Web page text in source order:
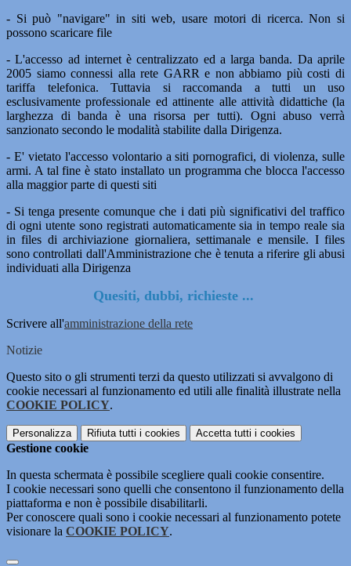
- Si può "navigare" in siti web, usare motori di ricerca. Non si
possono scaricare file
- L'accesso ad internet è centralizzato ed a larga banda. Da aprile
2005 siamo connessi alla rete GARR e non abbiamo più costi di
tariffa telefonica. Tuttavia si raccomanda a tutti un uso
esclusivamente professionale ed attinente alle attività didattiche (la
larghezza di banda è una risorsa per tutti). Ogni abuso verrà
sanzionato secondo le modalità stabilite dalla Dirigenza.
- E' vietato l'accesso volontario a siti pornografici, di violenza, sulle
armi. A tal fine è stato installato un programma che blocca l'accesso
alla maggior parte di questi siti
- Si tenga presente comunque che i dati più significativi del traffico
di ogni utente sono registrati automaticamente sia in tempo reale sia
in files di archiviazione giornaliera, settimanale e mensile. I files
sono controllati dall'Amministrazione che è tenuta a riferire gli abusi
individuati alla Dirigenza
Quesiti, dubbi, richieste ...
Scrivere all'amministrazione della rete
Notizie
Questo sito o gli strumenti terzi da questo utilizzati si avvalgono di
cookie necessari al funzionamento ed utili alle finalità illustrate nella
COOKIE POLICY.
Personalizza Rifiuta tutti i cookies Accetta tutti i cookies
Gestione cookie
In questa schermata è possibile scegliere quali cookie consentire.
I cookie necessari sono quelli che consentono il funzionamento della
piattaforma e non è possibile disabilitarli.
Per conoscere quali sono i cookie necessari al funzionamento potete
visionare la COOKIE POLICY.